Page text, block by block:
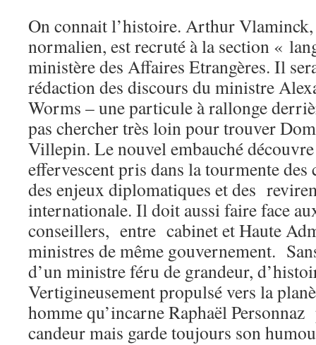
On connait l’histoire. Arthur Vlaminck,
normalien, est recruté à la section «
ministère des Affaires Etrangères. Il
rédaction des discours du ministre
Worms – une particule à rallonge
pas chercher très loin pour trouver
Villepin. Le nouvel embauché
effervescent pris dans la tourmente
des enjeux diplomatiques et des
internationale. Il doit aussi faire face
conseillers, entre cabinet et Haute
ministres de même gouvernement.
d’un ministre féru de grandeur,
Vertigineusement propulsé vers la
homme qu’incarne Raphaël Personnaz
candeur mais garde toujours son